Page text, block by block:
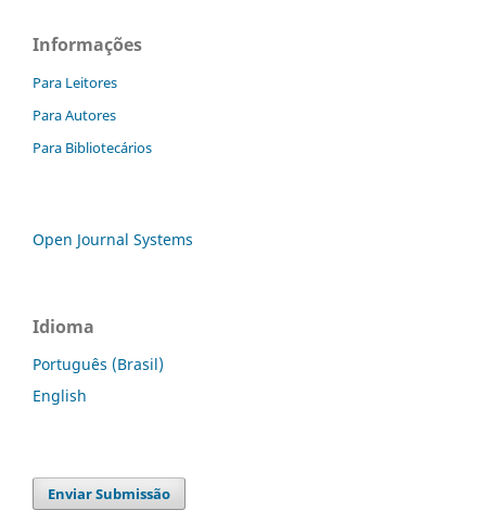
Informações
Para Leitores
Para Autores
Para Bibliotecários
Open Journal Systems
Idioma
Português (Brasil)
English
Enviar Submissão